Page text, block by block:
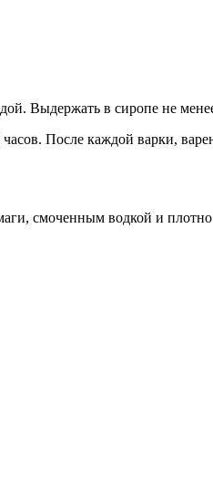
Выдержать в сиропе не
После каждой варки,
смоченным водкой и